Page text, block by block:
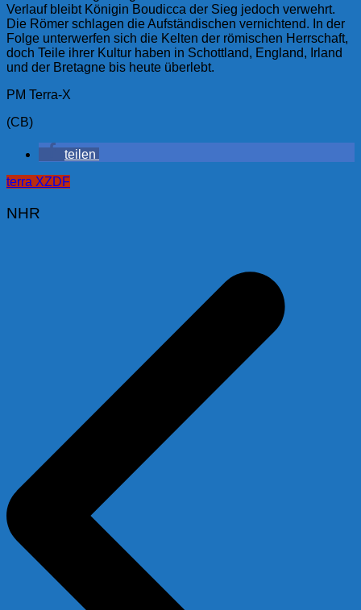
Verlauf bleibt Königin Boudicca der Sieg jedoch verwehrt.
Die Römer schlagen die Aufständischen vernichtend. In der
Folge unterwerfen sich die Kelten der römischen Herrschaft,
doch Teile ihrer Kultur haben in Schottland, England, Irland
und der Bretagne bis heute überlebt.
PM Terra-X
(CB)
teilen
terra XZDF
NHR